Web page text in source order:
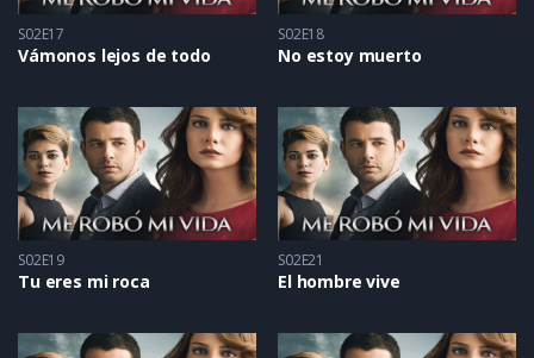
S02E17
Vámonos lejos de todo
S02E18
No estoy muerto
S02E19
Tu eres mi roca
S02E21
El hombre vive